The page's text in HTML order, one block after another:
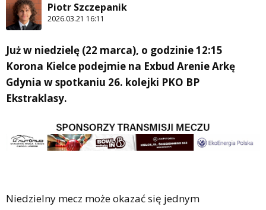
Piotr Szczepanik
2026.03.21 16:11
Już w niedzielę (22 marca), o godzinie 12:15
Korona Kielce podejmie na Exbud Arenie Arkę
Gdynia w spotkaniu 26. kolejki PKO BP
Ekstraklasy.
Niedzielny mecz może okazać się jednym